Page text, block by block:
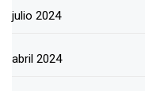
julio 2024
abril 2024